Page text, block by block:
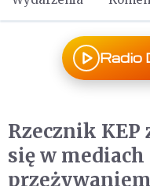
Radio
Rzecznik KEP
się w mediach